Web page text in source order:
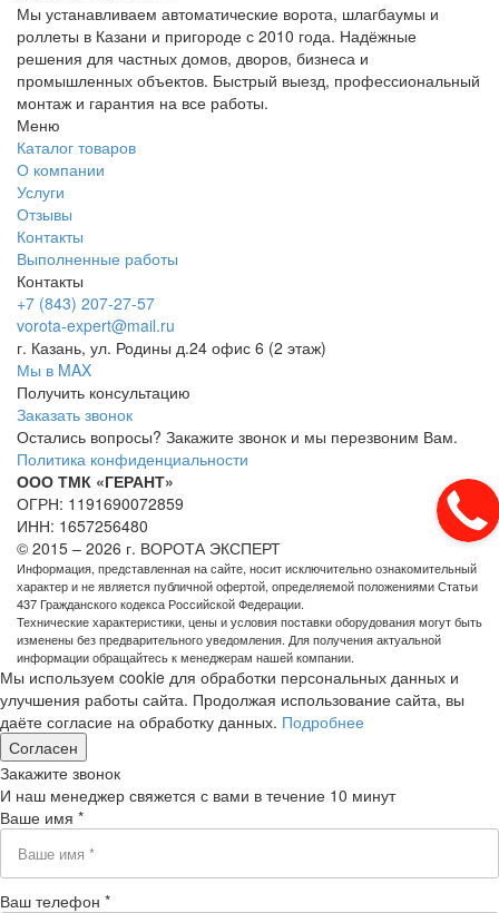
Мы устанавливаем автоматические ворота, шлагбаумы и
роллеты в Казани и пригороде с 2010 года. Надёжные
решения для частных домов, дворов, бизнеса и
промышленных объектов. Быстрый выезд, профессиональный
монтаж и гарантия на все работы.
Меню
Каталог товаров
О компании
Услуги
Отзывы
Контакты
Выполненные работы
Контакты
+7 (843) 207-27-57
vorota-expert@mail.ru
г. Казань, ул. Родины д.24 офис 6 (2 этаж)
Мы в MAX
Получить консультацию
Заказать звонок
Остались вопросы? Закажите звонок и мы перезвоним Вам.
Политика конфиденциальности
ООО ТМК «ГЕРАНТ»
ОГРН: 1191690072859
ИНН: 1657256480
© 2015 – 2026 г. ВОРОТА ЭКСПЕРТ
Информация, представленная на сайте, носит исключительно ознакомительный
характер и не является публичной офертой, определяемой положениями Статьи
437 Гражданского кодекса Российской Федерации.
Технические характеристики, цены и условия поставки оборудования могут быть
изменены без предварительного уведомления. Для получения актуальной
информации обращайтесь к менеджерам нашей компании.
Мы используем cookie для обработки персональных данных и
улучшения работы сайта. Продолжая использование сайта, вы
даёте согласие на обработку данных. Подробнее
Согласен
Закажите звонок
И наш менеджер свяжется с вами в течение 10 минут
Ваше имя *
Ваш телефон *